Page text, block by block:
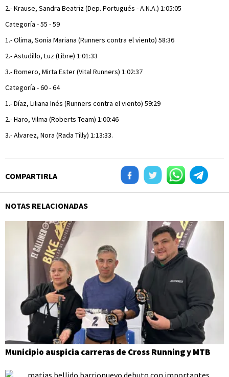
2.- Krause, Sandra Beatriz (Dep. Portugués - A.N.A.) 1:05:05
Categoría - 55 - 59
1.- Olima, Sonia Mariana (Runners contra el viento) 58:36
2.- Astudillo, Luz (Libre) 1:01:33
3.- Romero, Mirta Ester (Vital Runners) 1:02:37
Categoría - 60 - 64
1.- Díaz, Liliana Inés (Runners contra el viento) 59:29
2.- Haro, Vilma (Roberts Team) 1:00:46
3.- Alvarez, Nora (Rada Tilly) 1:13:33.
COMPARTIRLA
NOTAS RELACIONADAS
Municipio auspicia carreras de Cross Running y MTB